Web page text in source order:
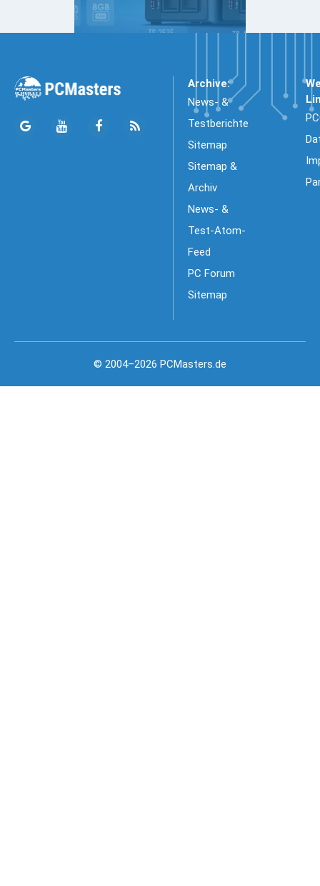
Archive:
News- &
Testberichte
Sitemap
Sitemap &
Archiv
News- &
Test-Atom-
Feed
PC Forum
Sitemap
© 2004–2026 PCMasters.de